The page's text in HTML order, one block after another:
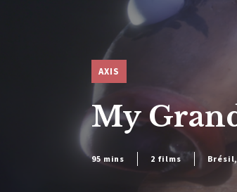
AXIS
My
95 mins 2 films